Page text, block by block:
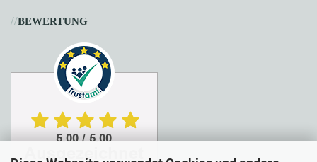
//BEWERTUNG